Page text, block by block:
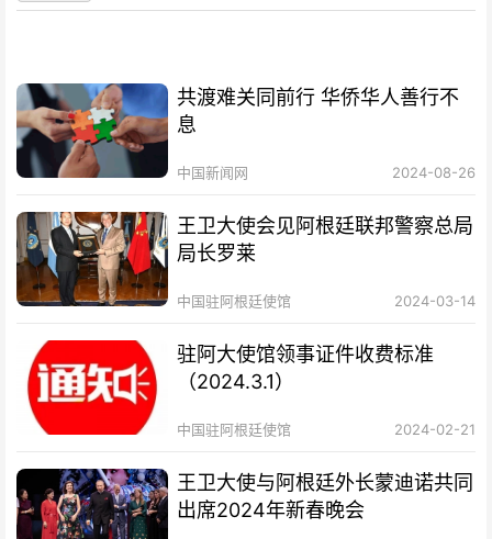
共渡难关同前行 华侨华人善行不
息
中国新闻网 2024-08-26
王卫大使会见阿根廷联邦警察总局
局长罗莱
中国驻阿根廷使馆 2024-03-14
驻阿大使馆领事证件收费标准
（2024.3.1）
中国驻阿根廷使馆 2024-02-21
王卫大使与阿根廷外长蒙迪诺共同
出席2024年新春晚会